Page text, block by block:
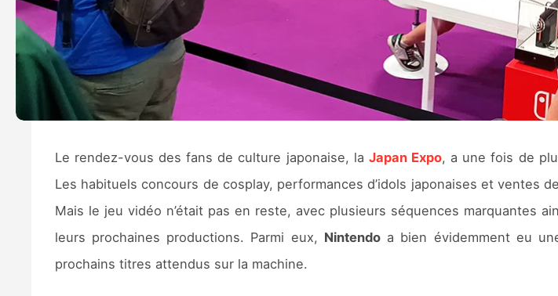
Le rendez-vous des fans de culture japonaise, la Japan Expo, a une fois de
Les habituels concours de cosplay, performances d’idols japonaises et
Mais le jeu vidéo n’était pas en reste, avec plusieurs séquences marquantes
leurs prochaines productions. Parmi eux, Nintendoa bien évidemment eu
prochains titres attendus sur la machine.